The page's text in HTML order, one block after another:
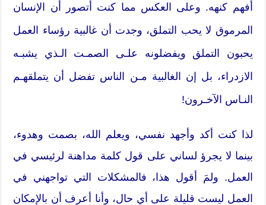
أفهم كنهه. وعلى العكس مما كنت أتصور أن الإنسان
المرموق لا يحب التملق، وجدت أن غالبية رؤساء العمل
يحبون التملق ويفضلونه علـى الصمـت الـذي يشبـه
الازدراء، بل إن الغالبية مـن الناس تفضل أن يتملقهـم
النـاس الآخـرون!
لذا كنت أكد وأجهد نفسي، ويعلم الله، بصمت وهدوء،
بينما لا يجرؤ لساني على قول كلمة مداهنة لرئيسي في
العمل. ولمَ أقول هذا، فالمشكلات التي تواجهني في
العمل ليست قليلة على أي حال، وأنا أعرف أن بالإمكان